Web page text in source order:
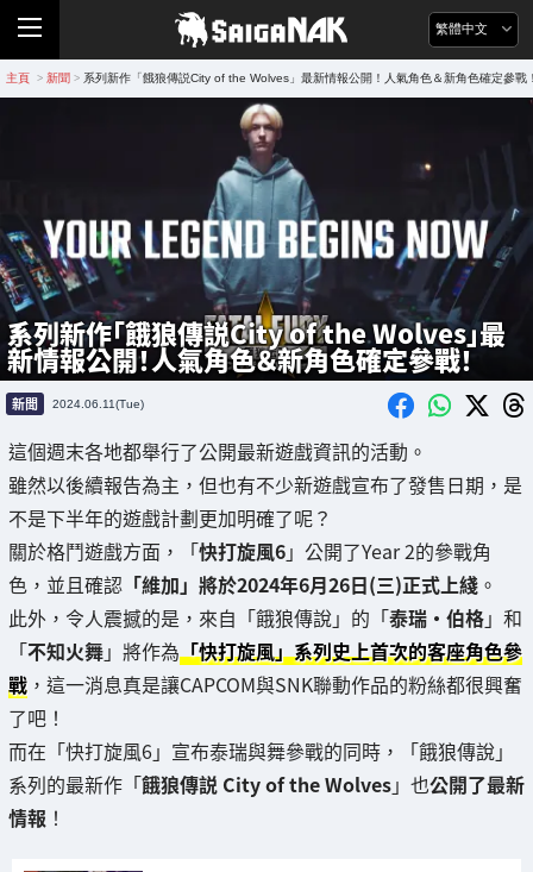
繁體中文
主頁 > 新聞 > 系列新作「餓狼傳説City of the Wolves」最新情報公開！人氣角色＆新角色確定參戰
系列新作「餓狼傳説City of the Wolves」最
新情報公開！人氣角色＆新角色確定參戰！
新聞 2024.06.11(Tue)
這個週末各地都舉行了公開最新遊戲資訊的活動。
雖然以後續報告為主，但也有不少新遊戲宣布了發售日期，是
不是下半年的遊戲計劃更加明確了呢？
關於格鬥遊戲方面，「快打旋風6」公開了Year 2的參戰角
色，並且確認 「維加」將於2024年6月26日(三)正式上綫 。
此外，令人震撼的是，來自「餓狼傳說」的「泰瑞·伯格」和
「不知火舞」將作為「快打旋風」系列史上首次的客座角色參
戰 ，這一消息真是讓CAPCOM與SNK聯動作品的粉絲都很興奮
了吧！
而在「快打旋風6」宣布泰瑞與舞參戰的同時，「餓狼傳說」
系列的最新作「餓狼傳説 City of the Wolves」也公開了最新
情報 ！